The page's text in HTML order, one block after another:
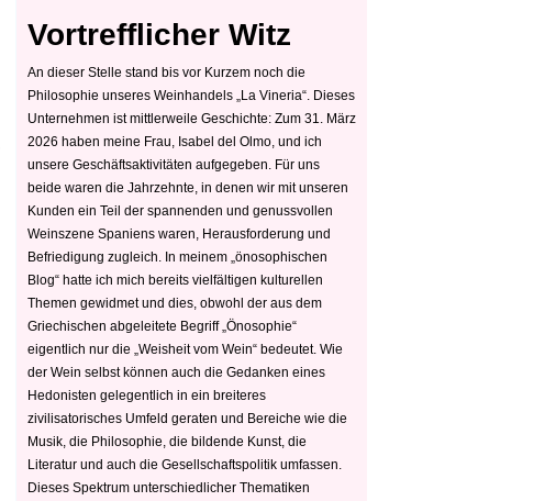
Vortrefflicher Witz
An dieser Stelle stand bis vor Kurzem noch die
Philosophie unseres Weinhandels „La Vineria“. Dieses
Unternehmen ist mittlerweile Geschichte: Zum 31. März
2026 haben meine Frau, Isabel del Olmo, und ich
unsere Geschäftsaktivitäten aufgegeben. Für uns
beide waren die Jahrzehnte, in denen wir mit unseren
Kunden ein Teil der spannenden und genussvollen
Weinszene Spaniens waren, Herausforderung und
Befriedigung zugleich. In meinem „önosophischen
Blog“ hatte ich mich bereits vielfältigen kulturellen
Themen gewidmet und dies, obwohl der aus dem
Griechischen abgeleitete Begriff „Önosophie“
eigentlich nur die „Weisheit vom Wein“ bedeutet. Wie
der Wein selbst können auch die Gedanken eines
Hedonisten gelegentlich in ein breiteres
zivilisatorisches Umfeld geraten und Bereiche wie die
Musik, die Philosophie, die bildende Kunst, die
Literatur und auch die Gesellschaftspolitik umfassen.
Dieses Spektrum unterschiedlicher Thematiken